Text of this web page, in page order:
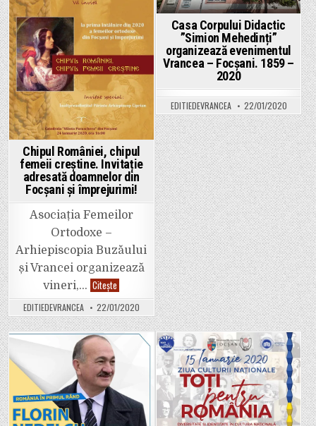
Marian
Oprișan
Chipul României, chipul
femeii creștine. Invitație
adresată doamnelor din
Focșani și împrejurimi!
Asociația Femeilor
Ortodoxe –
Arhiepiscopia Buzăului
și Vrancei organizează
vineri,… Citește
României,
chipul
femeii
creștine.
Invitație
adresată
doamnelor
împrejurimi!
EDITIEDEVRANCEA 22/01/2020
Casa Corpului Didactic
”Simion Mehedinți”
organizează evenimentul
Vrancea – Focșani. 1859 –
2020
EDITIEDEVRANCEA 22/01/2020
in
Posted
in